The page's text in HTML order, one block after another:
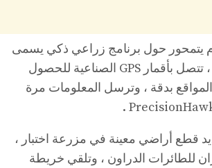
يتمحور حول برنامج زراعي ذكي يسمى
PrecisionHawk ، تتصل بأقمار GPS الصناعية للحصول
بدقة ، وترسل المعلومات مرة
قطع أراضي معينة في مزرعة اختبار ،
للطائرات الدراون ، وتلقي خريطة